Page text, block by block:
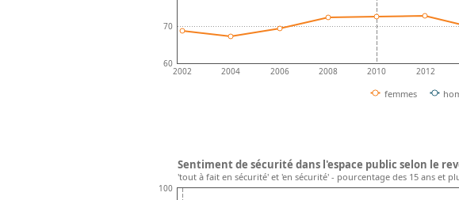
2002 2004 2006 2008 2010 2012
60
70
femmes
100
Sentiment de sécurité dans l'espace public selon le
'tout à fait en sécurité' et 'en sécurité' - pourcentage des 15 ans et